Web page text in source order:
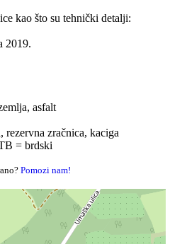
kao što su tehnički detalji:
2019.
asfalt
rezervna zračnica, kaciga
= brdski
Pomozi nam!